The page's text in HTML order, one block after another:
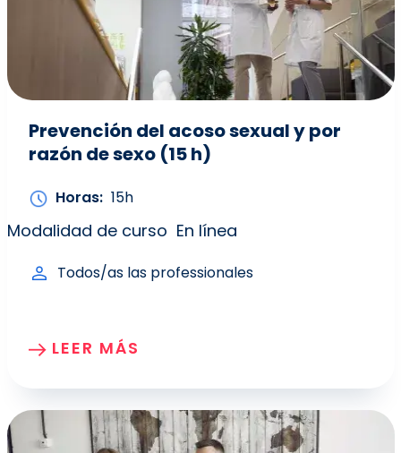
Prevención del acoso sexual y por
razón de sexo (15 h)
Horas 15h
Modalidad de curso En línea
Todos/as las professionales
LEER MÁS